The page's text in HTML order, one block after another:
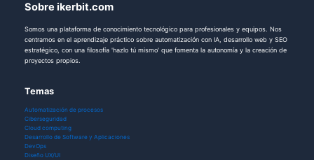
Sobre ikerbit.com
Somos una plataforma de conocimiento tecnológico para profesionales y equipos. Nos
centramos en el aprendizaje práctico sobre automatización con IA, desarrollo web y SEO
estratégico, con una filosofía 'hazlo tú mismo' que fomenta la autonomía y la creación de
proyectos propios.
Temas
Automatización de procesos
Ciberseguridad
Cloud computing
Desarrollo de Software y Aplicaciones
DevOps
Diseño UX/UI